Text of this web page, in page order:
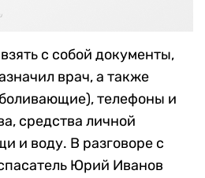
с собой документы,
врач, а также
телефоны и
средства личной
и воду. В разговоре с
Юрий Иванов